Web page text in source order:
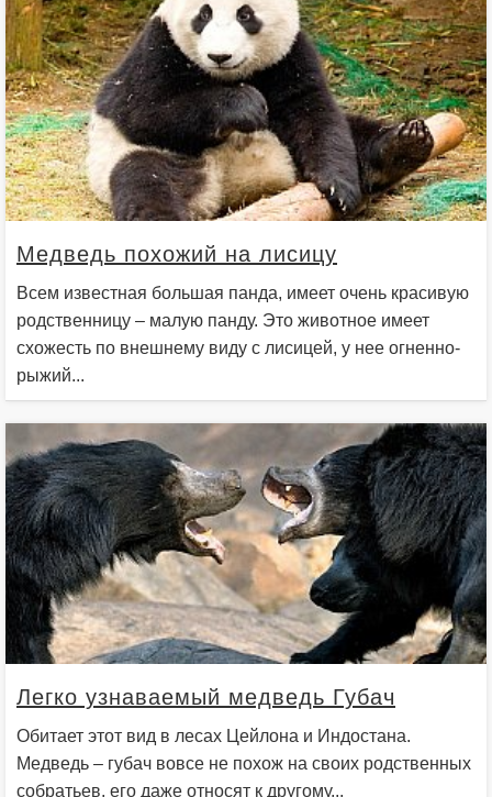
Медведь похожий на лисицу
Всем известная большая панда, имеет очень красивую
родственницу – малую панду. Это животное имеет
схожесть по внешнему виду с лисицей, у нее огненно-
рыжий...
Легко узнаваемый медведь Губач
Обитает этот вид в лесах Цейлона и Индостана.
Медведь – губач вовсе не похож на своих родственных
собратьев, его даже относят к другому...